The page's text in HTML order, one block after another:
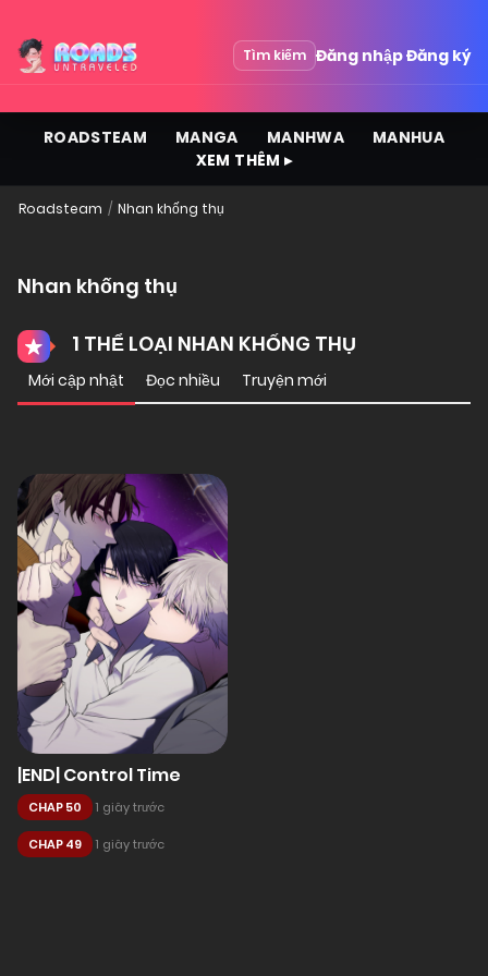
Tìm kiếm Đăng nhậpĐăng ký
ROADSTEAM MANGA MANHWA
MANHUA
XEM THÊM ▸
Roadsteam Nhan khống thụ
Nhan khống thụ
1 THỂ LOẠI NHAN KHỐNG THỤ
Mới cập nhật Đọc nhiều Truyện mới
|END| Control Time
CHAP 50 1 giây trước
CHAP 49 1 giây trước